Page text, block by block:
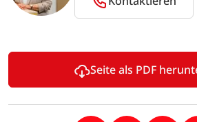
Anke Tammen
+49 441 48597 15
Kontaktieren